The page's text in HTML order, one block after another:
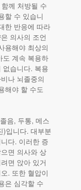
께 처방될 수
할 수 있습니
한 반응에 따라
의사의 조언
용해야 최상의
도 계속 복용하
없습니다. 복용
나 뇌졸중의
해야 할 수도
음, 두통, 메스
)입니다. 대부분
다. 이러한 증
면 의사와 상
면 앉아 있거
. 또한 혈압이
은 심각할 수